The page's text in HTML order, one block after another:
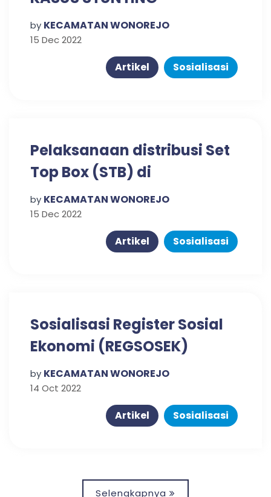
KECAMATAN WONOREJO
by KECAMATAN WONOREJO
15 Dec 2022
Artikel Sosialisasi
Pelaksanaan distribusi Set
Top Box (STB) di
Kecamatan Wonorejo
by KECAMATAN WONOREJO
15 Dec 2022
Artikel Sosialisasi
Sosialisasi Register Sosial
Ekonomi (REGSOSEK)
Kecamatan Wonorejo
Tahun 2022 dengan tema
"Mencatat Untuk
Membangun Negeri"
by KECAMATAN WONOREJO
14 Oct 2022
Artikel Sosialisasi
Selengkapnya